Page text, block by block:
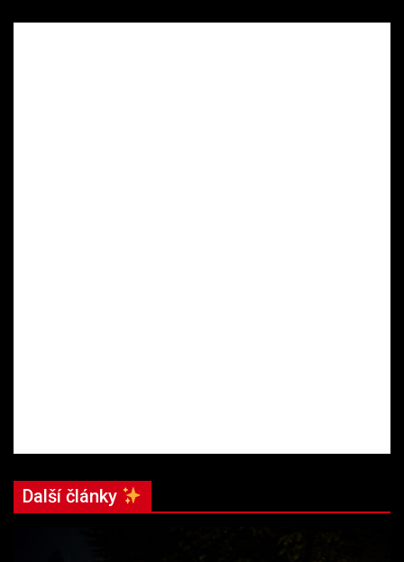
Další články